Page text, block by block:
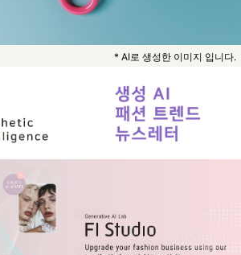
* AI로 생성한 이미지 입니다.